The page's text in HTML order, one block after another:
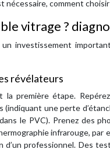
nécessaire, comment
vitrage ?
investissement
révélateurs
la première étape.
une perte
le PVC). Prenez des
infrarouge,
d’un professionnel. Des